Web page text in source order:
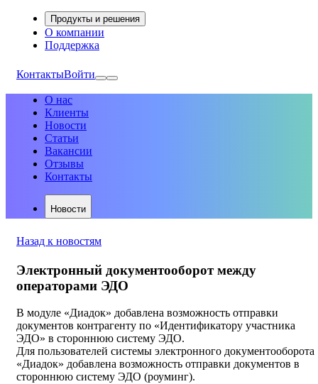
Продукты и решения
О компании
Поддержка
КонтактыВойти
О нас
Клиенты
Новости
Статьи
Вакансии
Отзывы
Контакты
Новости
Назад к новостям
Электронный документооборот между
операторами ЭДО
В модуле «Диадок» добавлена возможность отправки
документов контрагенту по «Идентификатору участника
ЭДО» в стороннюю систему ЭДО.
Для пользователей системы электронного документооборота
«Диадок» добавлена возможность отправки документов в
стороннюю систему ЭДО (роуминг).